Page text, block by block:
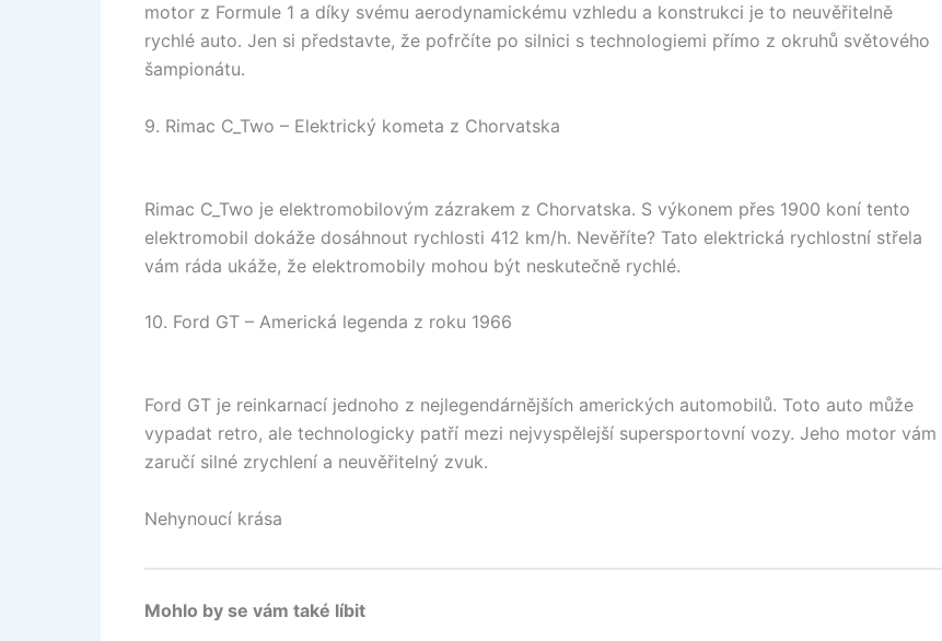
motor z Formule 1 a díky svému aerodynamickému vzhledu a konstrukci je to neuvěřitelně
rychlé auto. Jen si představte, že pofrčíte po silnici s technologiemi přímo z okruhů světového
šampionátu.
9. Rimac C_Two – Elektrický kometa z Chorvatska
Rimac C_Two je elektromobilovým zázrakem z Chorvatska. S výkonem přes 1900 koní tento
elektromobil dokáže dosáhnout rychlosti 412 km/h. Nevěříte? Tato elektrická rychlostní střela
vám ráda ukáže, že elektromobily mohou být neskutečně rychlé.
10. Ford GT – Americká legenda z roku 1966
Ford GT je reinkarnací jednoho z nejlegendárnějších amerických automobilů. Toto auto může
vypadat retro, ale technologicky patří mezi nejvyspělejší supersportovní vozy. Jeho motor vám
zaručí silné zrychlení a neuvěřitelný zvuk.
Nehynoucí krása
Mohlo by se vám také líbit